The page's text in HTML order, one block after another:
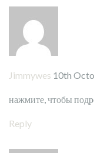
Jimmywes 10th
нажмите, чтобы
Reply